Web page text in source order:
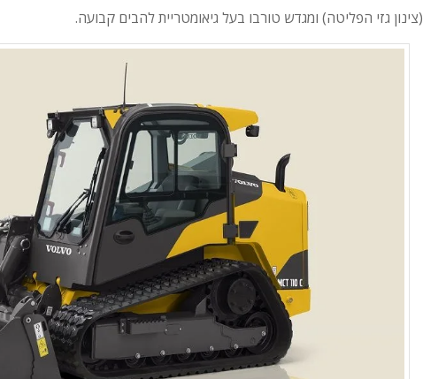
(צינון גזי הפליטה) ומגדש טורבו בעל גיאומטריית להבים קבועה.